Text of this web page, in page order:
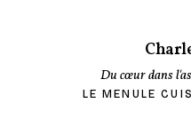
Du cœur dans
LE MENU LE